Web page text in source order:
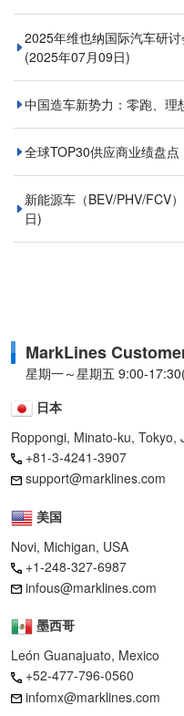
2025年维也纳国际汽车研
(2025年07月09日)
中国造车新势力：零跑、理
全球TOP30供应商业绩盘点
新能源车（BEV/PHV/FCV
日)
MarkLines
星期一～星期五 9:00-
日本
Roppongi, Minato-ku, Tokyo,
+81-3-4241-3907
support@marklines.com
美国
Novi, Michigan, USA
+1-248-327-6987
infous@marklines.com
墨西哥
León Guanajuato, Mexico
+52-477-796-0560
infomx@marklines.com